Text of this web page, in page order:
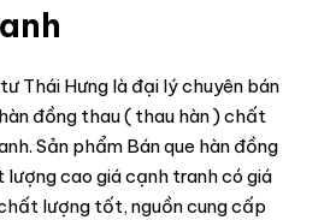
Thái Hưng là đại lý chuyên bán
đồng thau ( thau hàn ) chất
Sản phẩm Bán que hàn đồng
cao giá cạnh tranh có giá
lượng tốt, nguồn cung cấp